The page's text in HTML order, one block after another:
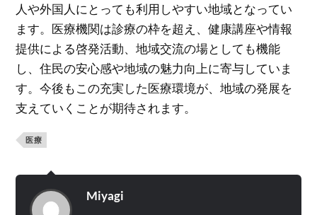
人や外国人にとっても利用しやすい地域となってい
ます。医療機関は診療の枠を超え、健康講座や情報
提供による啓発活動、地域交流の場としても機能
し、住民の安心感や地域の魅力向上に寄与していま
す。今後もこの充実した医療環境が、地域の発展を
支えていくことが期待されます。
医療
Miyagi